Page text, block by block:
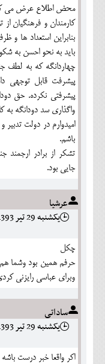
محض اطلاع عرض می
کارمندان و فرهنگیان
بنابراین استعداد ها و
باید به نحو احسن به
چهاردانگه که به لطف
پیشرفت قابل توجهی
پیشرفتی نکرده. حق
واگذاری سد دودانگه به
امیدوارم در دولت تدبیر
باشم.
تشکر از برادر ارجمند
جایی بود.
عرشيا
يکشنبه 29 تير 1393-11:2
چكل
حرفم همين بود وشما
وبراي عباسي رايزني
ساداتی
يکشنبه 29 تير 1393-10:59
اکر واقعا خبر درست